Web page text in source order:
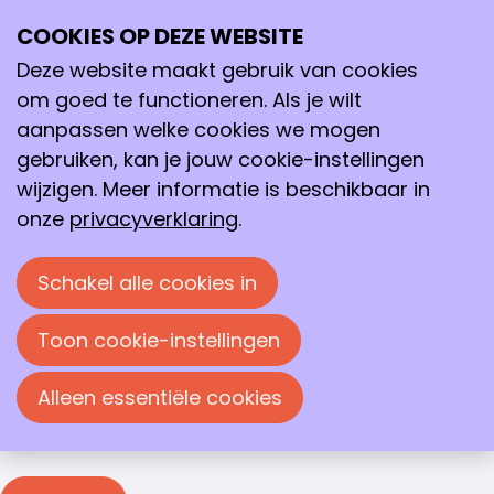
Inloggen
Inloggen
Je moet inloggen om deze pagina te bekijken. Je
kunt je e-mailadres en wachtwoord in de
onderstaande velden invullen om in te loggen.
Inloggen
E-mailadres
Wachtwoord
Wachtwoord weergeven
Wachtwoord vergeten?
COOKIES OP DEZE WEBSITE
Deze website maakt gebruik van cookies
om goed te functioneren. Als je wilt
aanpassen welke cookies we mogen
gebruiken, kan je jouw cookie-instellingen
wijzigen. Meer informatie is beschikbaar in
onze privacyverklaring.
Schakel alle cookies in
Toon cookie-instellingen
Alleen essentiële cookies